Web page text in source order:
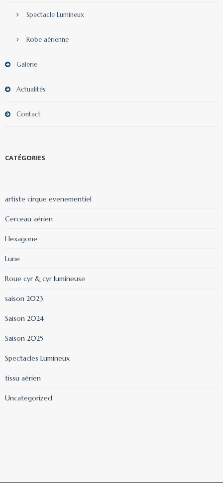
Spectacle Lumineux
Robe aérienne
Galerie
Actualités
Contact
CATÉGORIES
artiste cirque evenementiel
Cerceau aérien
Hexagone
Lune
Roue cyr & cyr lumineuse
saison 2023
Saison 2024
Saison 2025
Spectacles Lumineux
tissu aérien
Uncategorized